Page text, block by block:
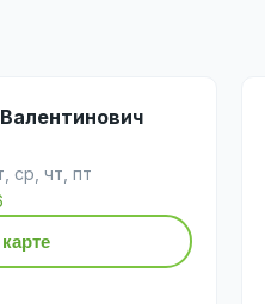
ср, чт, пт